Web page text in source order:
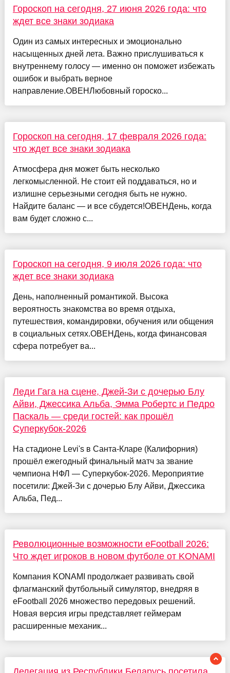
Гороскоп на сегодня, 27 июня 2026 года: что
ждет все знаки зодиака
Один из самых интересных и эмоционально
насыщенных дней лета. Важно прислушиваться к
внутреннему голосу — именно он поможет избежать
ошибок и выбрать верное
направление.ОВЕНЛюбовный гороско...
Гороскоп на сегодня, 17 февраля 2026 года:
что ждет все знаки зодиака
Атмосфера дня может быть несколько
легкомысленной. Не стоит ей поддаваться, но и
излишне серьезными сегодня быть не нужно.
Найдите баланс — и все сбудется!ОВЕНДень, когда
вам будет сложно с...
Гороскоп на сегодня, 9 июля 2026 года: что
ждет все знаки зодиака
День, наполненный романтикой. Высока
вероятность знакомства во время отдыха,
путешествия, командировки, обучения или общения
в социальных сетях.ОВЕНДень, когда финансовая
сфера потребует ва...
Леди Гага на сцене, Джей-Зи с дочерью Блу
Айви, Джессика Альба, Эмма Робертс и Педро
Паскаль — среди гостей: как прошёл
Суперкубок-2026
На стадионе Levi's в Санта-Кларе (Калифорния)
прошёл ежегодный финальный матч за звание
чемпиона НФЛ — Суперкубок-2026. Мероприятие
посетили: Джей-Зи с дочерью Блу Айви, Джессика
Альба, Пед...
Революционные возможности eFootball 2026:
Что ждет игроков в новом футболе от KONAMI
Компания KONAMI продолжает развивать свой
флагманский футбольный симулятор, внедряя в
eFootball 2026 множество передовых решений.
Новая версия игры представляет геймерам
расширенные механик...